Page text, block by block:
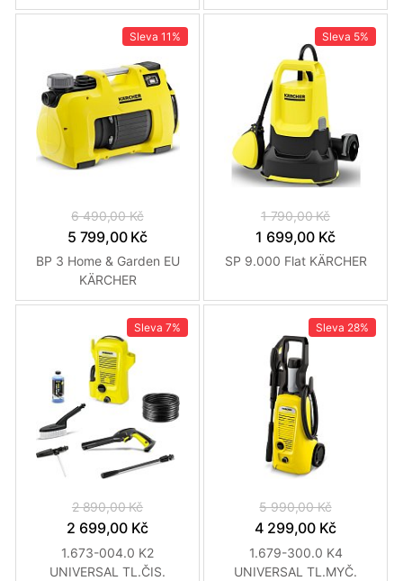
Sleva 11%
6 490,00 Kč
5 799,00 Kč
BP 3 Home & Garden EU
KÄRCHER
Sleva 5%
1 790,00 Kč
1 699,00 Kč
SP 9.000 Flat KÄRCHER
Sleva 7%
2 890,00 Kč
2 699,00 Kč
1.673-004.0 K2
UNIVERSAL TL.ČIS.
Sleva 28%
5 990,00 Kč
4 299,00 Kč
1.679-300.0 K4
UNIVERSAL TL.MYČ.